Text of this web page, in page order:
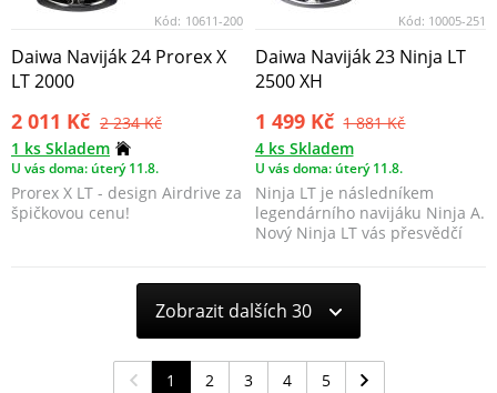
Kód: 10611-200
Daiwa Naviják 24 Prorex X
LT 2000
2 011 Kč 2 234 Kč
1 ks Skladem
U vás doma: úterý 11.8.
Prorex X LT - design Airdrive za
špičkovou cenu!
Kód: 10005-251
Daiwa Naviják 23 Ninja LT
2500 XH
1 499 Kč 1 881 Kč
4 ks Skladem
U vás doma: úterý 11.8.
Ninja LT je následníkem
legendárního navijáku Ninja A.
Nový Ninja LT vás přesvědčí
Zobrazit dalších 30
1 2 3 4 5